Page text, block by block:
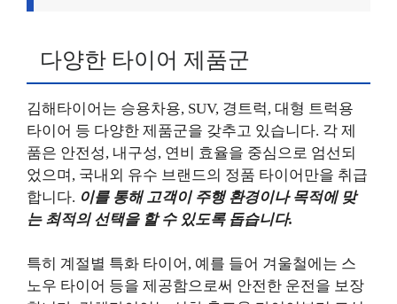
다양한 타이어 제품군
김해타이어는 승용차용, SUV, 경트럭, 대형 트럭용
타이어 등 다양한 제품군을 갖추고 있습니다. 각 제
품은 안전성, 내구성, 연비 효율을 중심으로 엄선되
었으며, 국내외 유수 브랜드의 정품 타이어만을 취급
합니다. 이를 통해 고객이 주행 환경이나 목적에 맞
는 최적의 선택을 할 수 있도록 돕습니다.
특히 계절별 특화 타이어, 예를 들어 겨울철에는 스
노우 타이어 등을 제공함으로써 안전한 운전을 보장